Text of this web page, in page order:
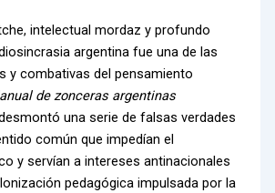
intelectual mordaz y profundo
argentina fue una de las
y combativas del pensamiento
de zonceras argentinas
una serie de falsas verdades
común que impedían el
y servían a intereses antinacionales
pedagógica impulsada por la